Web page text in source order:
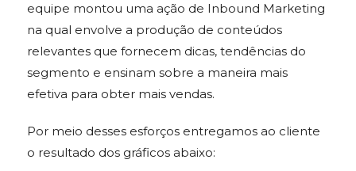
equipe montou uma ação de Inbound Marketing
na qual envolve a produção de conteúdos
relevantes que fornecem dicas, tendências do
segmento e ensinam sobre a maneira mais
efetiva para obter mais vendas.
Por meio desses esforços entregamos ao cliente
o resultado dos gráficos abaixo: